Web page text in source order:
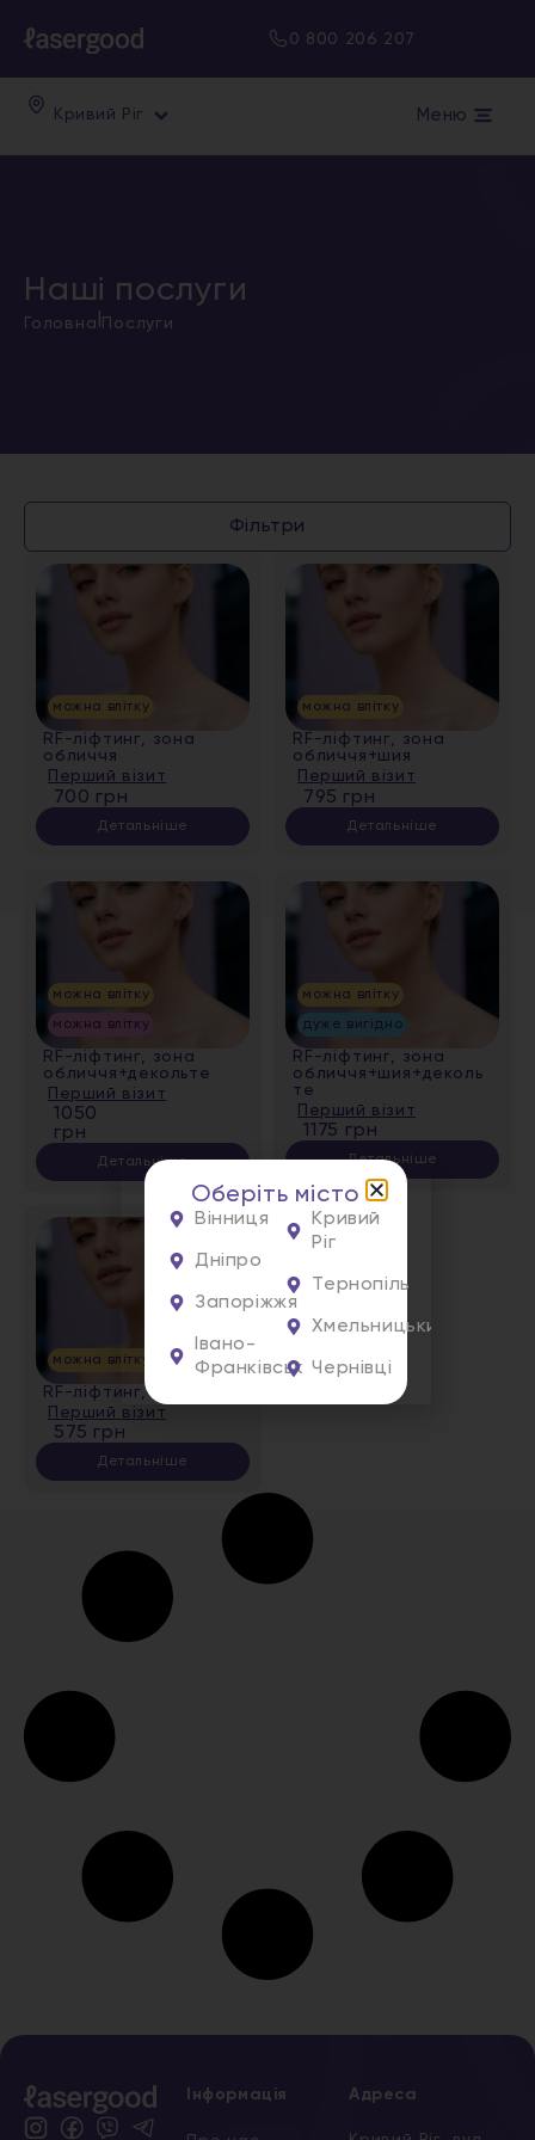
0 800 206 207
Кривий Ріг Меню
Наші послуги
Головна Послуги
Фільтри
можна влітку
RF-ліфтинг, зона
обличчя
Перший візит
700 грн
Детальніше
можна влітку
RF-ліфтинг, зона
обличчя+шия
Перший візит
795 грн
Детальніше
можна влітку
можна влітку
RF-ліфтинг, зона
обличчя+декольте
Перший візит
1050
грн
Детальніше
можна влітку
дуже вигідно
RF-ліфтинг, зона
обличчя+шия+деколь
те
Перший візит
1175 грн
Детальніше
можна влітку
RF-ліфтинг, зона шия
Перший візит
575 грн
Детальніше
Інформація Адреса
Оберіть місто
Вінниця
Дніпро
Запоріжжя
Івано-
Франківськ
Кривий
Ріг
Тернопіль
Хмельницький
Чернівці